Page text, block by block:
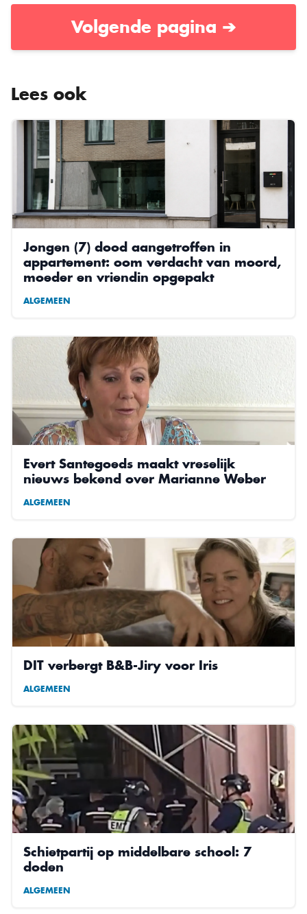
Volgende pagina ➔
Lees ook
Jongen (7) dood aangetroffen in
appartement: oom verdacht van moord,
moeder en vriendin opgepakt
ALGEMEEN
Evert Santegoeds maakt vreselijk
nieuws bekend over Marianne Weber
ALGEMEEN
DIT verbergt B&B-Jiry voor Iris
ALGEMEEN
Schietpartij op middelbare school: 7
doden
ALGEMEEN